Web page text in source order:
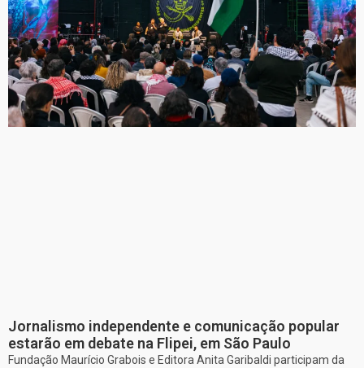
Jornalismo independente e comunicação popular
estarão em debate na Flipei, em São Paulo
Fundação Maurício Grabois e Editora Anita Garibaldi participam da